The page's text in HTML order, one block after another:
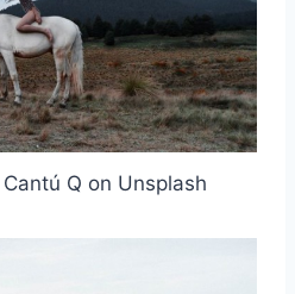
Q on Unsplash